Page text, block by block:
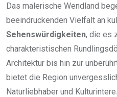
Das malerische Wendland
beeindruckenden Vielfalt an
Sehenswürdigkeiten, die es
charakteristischen
Architektur bis hin zur
bietet die Region
Naturliebhaber und